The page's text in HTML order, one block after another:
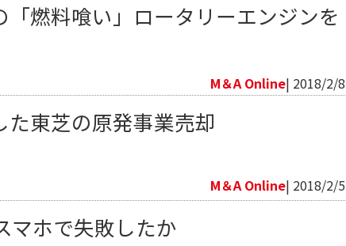
「燃料喰い」ロータリーエンジンを
M＆A Online| 2018/2/8
た東芝の原発事業売却
M＆A Online| 2018/2/5
マホで失敗したか